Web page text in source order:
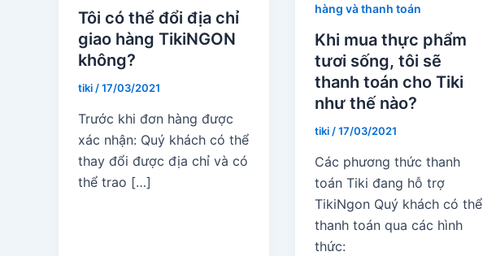
Tôi có thể đổi địa chỉ
giao hàng TikiNGON
không?
tiki/17/03/2021
Trước khi đơn hàng được
xác nhận: Quý khách có thể
thay đổi được địa chỉ và có
thể trao […]
hàng và thanh toán
Khi mua thực phẩm
tươi sống, tôi sẽ
thanh toán cho Tiki
như thế nào?
tiki/17/03/2021
Các phương thức thanh
toán Tiki đang hỗ trợ
TikiNgon Quý khách có thể
thanh toán qua các hình
thức: